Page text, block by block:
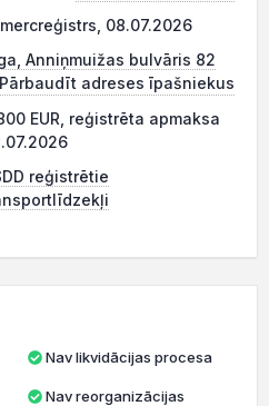
08.07.2026
Anniņmuižas bulvāris 82
Pārbaudīt adreses īpašniekus
EUR, reģistrēta apmaksa
reģistrētie
Nav likvidācijas procesa
Nav reorganizācijas